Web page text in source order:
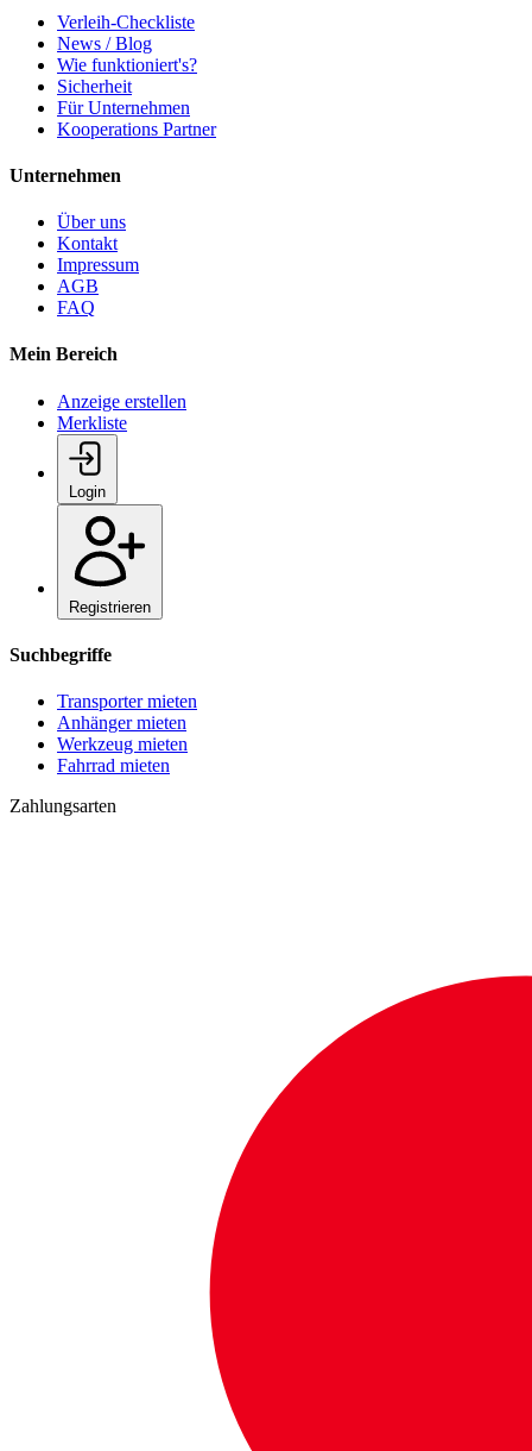
Verleih-Checkliste
News / Blog
Wie funktioniert's?
Sicherheit
Für Unternehmen
Kooperations Partner
Unternehmen
Über uns
Kontakt
Impressum
AGB
FAQ
Mein Bereich
Anzeige erstellen
Merkliste
Login
Registrieren
Suchbegriffe
Transporter mieten
Anhänger mieten
Werkzeug mieten
Fahrrad mieten
Zahlungsarten